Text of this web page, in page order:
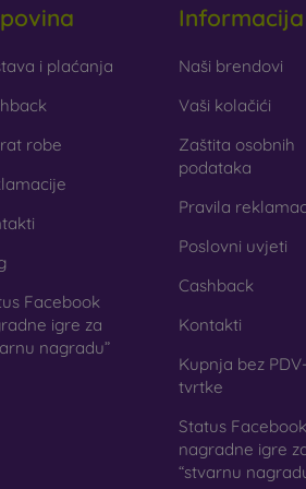
kao dodatak maskicama. Daje
maskice za mobitel
pronaći ćete desetke
onu pravu za sebe.
i plaćanja
robe
Facebook
igre za
nagradu”
Informacija
Naši brendovi
Vaši kolačići
Zaštita osobnih
podataka
Pravila
Poslovni uvjeti
Cashback
Kontakti
Kupnja bez
tvrtke
Status Facebook
nagradne igre
“stvarnu